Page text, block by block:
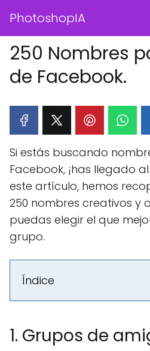
PhotoshopIA
250 Nombres
de Facebook.
Si estás buscando
Facebook, ¡has llegado
este artículo, hemos
250 nombres creativos y
puedas elegir el que
grupo.
Índice
1. Grupos de